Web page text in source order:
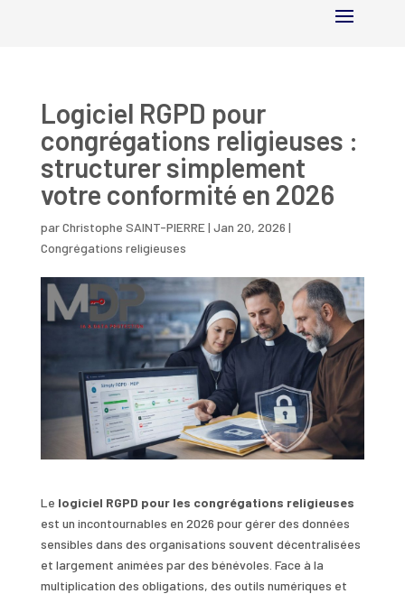
Logiciel RGPD pour
congrégations religieuses :
structurer simplement
votre conformité en 2026
parChristophe SAINT-PIERRE| Jan 20, 2026 |
Congrégations religieuses
Le logiciel RGPD pour les congrégations religieuses
est un incontournables en 2026 pour gérer des données
sensibles dans des organisations souvent décentralisées
et largement animées par des bénévoles. Face à la
multiplication des obligations, des outils numériques et